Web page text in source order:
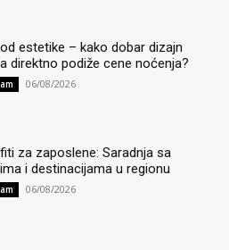
estetike – kako dobar dizajn
direktno podiže cene noćenja?
06/08/2026
za zaposlene: Saradnja sa
i destinacijama u regionu
06/08/2026